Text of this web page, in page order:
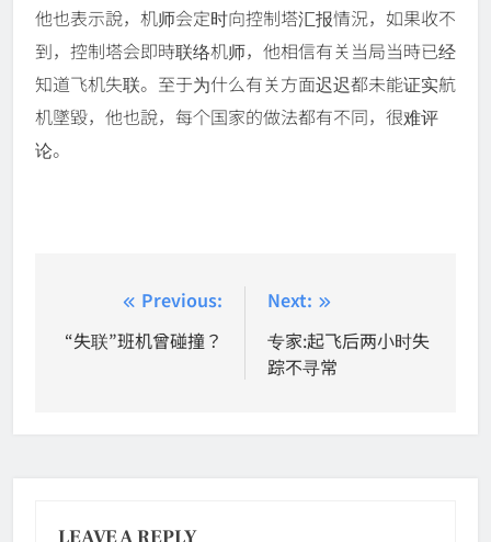
他也表示說，机师会定时向控制塔汇报情況，如果收不
到，控制塔会即時联络机师，他相信有关当局当時已经
知道飞机失联。至于为什么有关方面迟迟都未能证实航
机墜毀，他也說，每个国家的做法都有不同，很难评
论。
navigation
Previous:
“失联”班机曾碰撞？
Next:
专家:起飞后两小时失
踪不寻常